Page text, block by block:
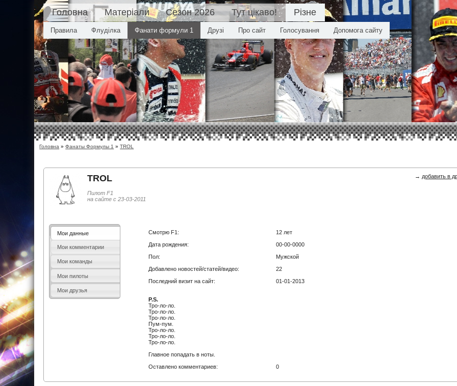
Головна Матеріали Сезон 2026 Тут цікаво! Різне
Правила Флуділка Фанати формули 1 Друзі Про сайт Голосування Допомога сайту
Головна »Фанаты Формулы 1 »TROL
→ добавить в
TROL
Пилот F1
на сайте с 23-03-2011
Мои данные
Мои комментарии
Мои команды
Мои пилоты
Мои друзья
Смотрю F1:
12 лет
Дата рождения:
00-00-0000
Пол:
Мужской
Добавлено новостей/статей/видео:
22
Последний визит на сайт:
01-01-2013
P.S.
Тро-ло-ло.
Тро-ло-ло.
Тро-ло-ло.
Пум-пум.
Тро-ло-ло.
Тро-ло-ло.
Тро-ло-ло.
Главное попадать в ноты.
Оставлено комментариев:
0